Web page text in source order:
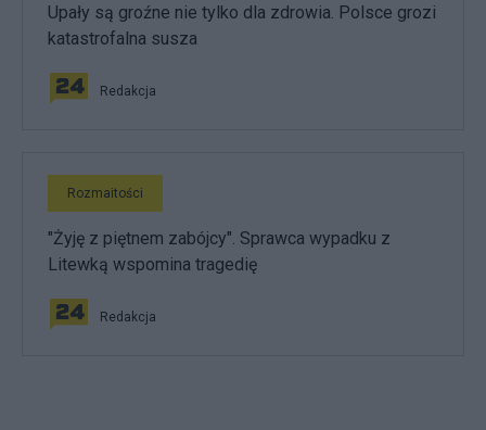
Upały są groźne nie tylko dla zdrowia. Polsce grozi
katastrofalna susza
Redakcja
Rozmaitości
"Żyję z piętnem zabójcy". Sprawca wypadku z
Litewką wspomina tragedię
Redakcja